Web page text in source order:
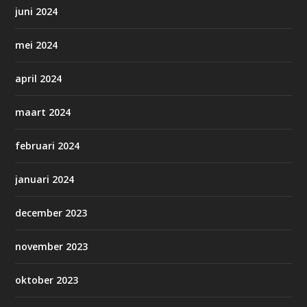
juni 2024
mei 2024
april 2024
maart 2024
februari 2024
januari 2024
december 2023
november 2023
oktober 2023